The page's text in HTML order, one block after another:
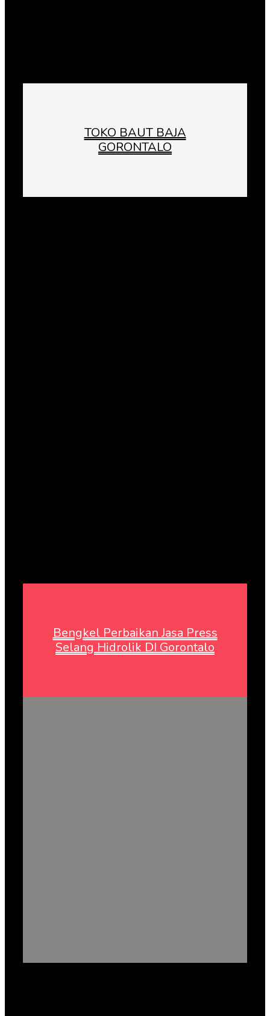
TOKO BAUT BAJA
GORONTALO
Bengkel Perbaikan Jasa Press
Selang Hidrolik DI Gorontalo